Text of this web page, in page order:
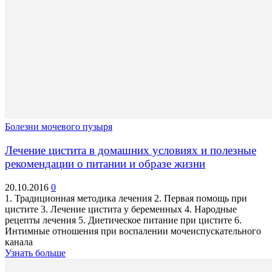
Болезни мочевого пузыря
Лечение цистита в домашних условиях и полезные
рекомендации о питании и образе жизни
20.10.2016 0
1. Традиционная методика лечения 2. Первая помощь при
цистите 3. Лечение цистита у беременных 4. Народные
рецепты лечения 5. Диетическое питание при цистите 6.
Интимные отношения при воспалении мочеиспускательного
канала
Узнать больше